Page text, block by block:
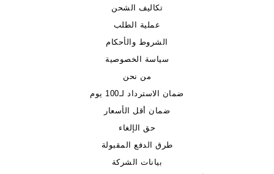
تكاليف الشحن
عملية الطلب
الشروط والأحكام
سياسة الخصوصية
من نحن
ضمان الاسترداد لـ100 يوم
ضمان أقل الأسعار
حق الإلغاء
طرق الدفع المقبولة
بيانات الشركة